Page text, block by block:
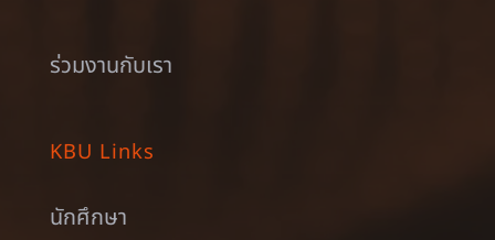
ร่วมงานกับเรา
KBU Links
นักศึกษา